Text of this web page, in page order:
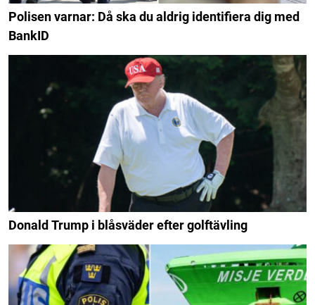
Polisen varnar: Då ska du aldrig identifiera dig med
BankID
Donald Trump i blåsväder efter golftävling